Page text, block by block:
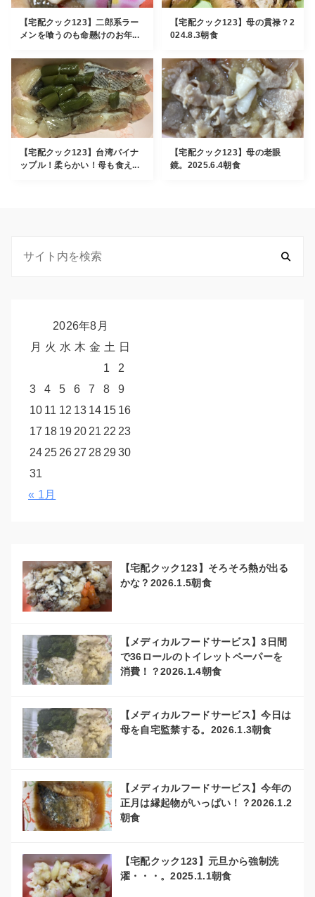
【宅配クック123】二郎系ラー
メンを喰うのも命懸けのお年...
【宅配クック123】母の貫禄？2
024.8.3朝食
【宅配クック123】台湾パイナ
ップル！柔らかい！母も食え...
【宅配クック123】母の老眼
鏡。2025.6.4朝食
2026年8月
月 火 水 木 金 土 日
1
2
3
4 5 6 7 8
9
10 11 12 13 14 15 16
17 18 19 20 21 22 23
24 25 26 27 28 2930
31
« 1月
【宅配クック123】そろそろ熱が出る
かな？2026.1.5朝食
【メディカルフードサービス】3日間
で36ロールのトイレットペーパーを
消費！？2026.1.4朝食
【メディカルフードサービス】今日は
母を自宅監禁する。2026.1.3朝食
【メディカルフードサービス】今年の
正月は縁起物がいっぱい！？2026.1.2
朝食
【宅配クック123】元旦から強制洗
濯・・・。2025.1.1朝食